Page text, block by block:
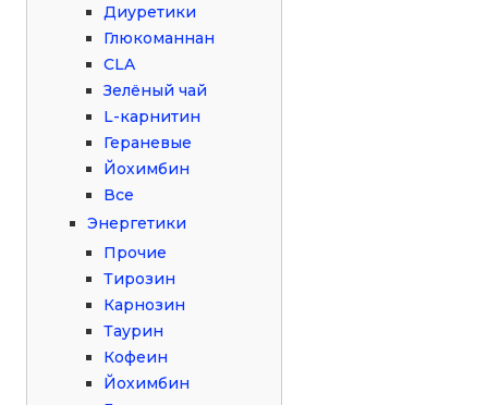
Диуретики
Глюкоманнан
CLA
Зелёный чай
L-карнитин
Гераневые
Йохимбин
Все
Энергетики
Прочие
Тирозин
Карнозин
Таурин
Кофеин
Йохимбин